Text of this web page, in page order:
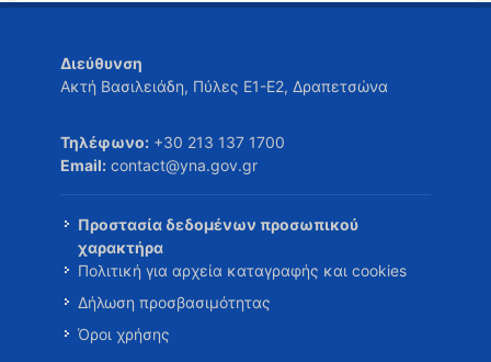
Διεύθυνση
Ακτή Βασιλειάδη, Πύλες Ε1-Ε2, Δραπετσώνα
Τηλέφωνο: +30 213 137 1700
Email: contact@yna.gov.gr
Προστασία δεδομένων προσωπικού
χαρακτήρα
Πολιτική για αρχεία καταγραφής και cookies
Δήλωση προσβασιμότητας
Όροι χρήσης